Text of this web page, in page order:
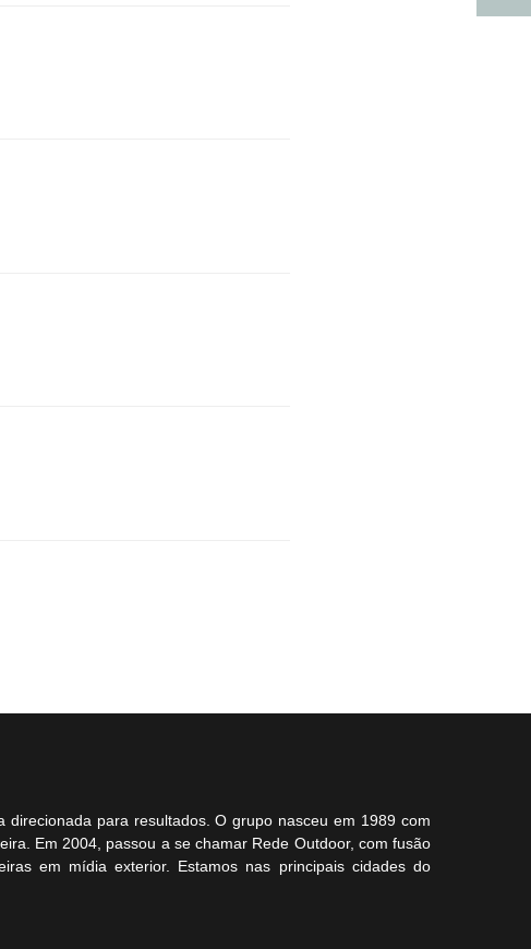
direcionada para resultados. O grupo nasceu em 1989 com
Em 2004, passou a se chamar Rede Outdoor, com fusão
em mídia exterior. Estamos nas principais cidades do